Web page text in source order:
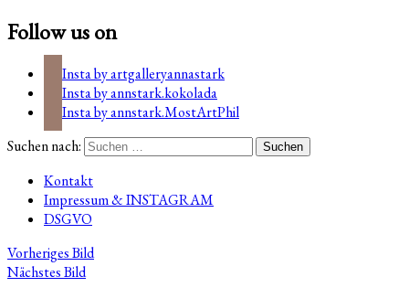
Follow us on
Insta by artgalleryannastark
Insta by annstark.kokolada
Insta by annstark.MostArtPhil
Suchen nach:
Kontakt
Impressum & INSTAGRAM
DSGVO
Vorheriges Bild
Nächstes Bild